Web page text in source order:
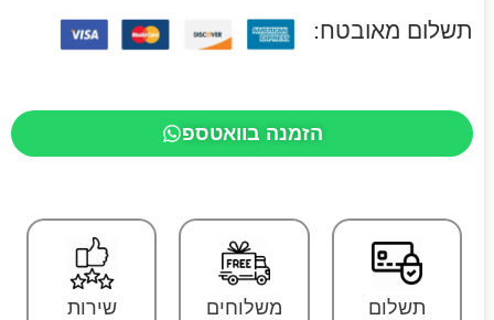
תשלום מאובטח:
הזמנה בוואטספ
תשלום
משלוחים
שירות